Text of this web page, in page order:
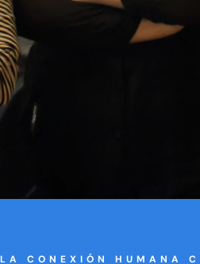
LA CONEXIÓN HUMANA